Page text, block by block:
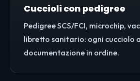
Cuccioli con pedigree
Pedigree SCS/FCI, microchip,
libretto sanitario: ogni cucciolo
documentazione in ordine.